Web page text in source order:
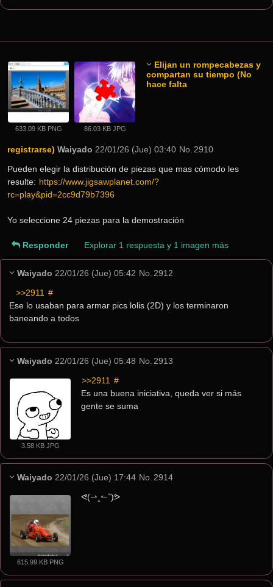
633.09 KB PNG 86.03 KB JPG
Elijan un rompecabezas y
compartan su tiempo (No
hace falta
registrarse) Waiyado 22/01/26 (Jue) 03:40 No. 2910
Pueden elegir la distribución de piezas que mas cómodo les
resulte: https://www.jigsawplanet.com/?
rc=play&pid=2cc9d79b7396
Yo seleccione 24 piezas para la demostración
Responder Explorar 1 respuesta y 1 imagen más
Waiyado 22/01/26 (Jue) 05:42 No. 2912
>>2911 #
Ese lo usaban para armar pics lolis (2D) y los terminaron
baneando a todos
Waiyado 22/01/26 (Jue) 05:48 No. 2913
3.58 KB JPG
>>2911 #
Es una buena iniciativa, queda ver si más
gente se suma
Waiyado 22/01/26 (Jue) 17:44 No. 2914
615.99 KB PNG
ᕙ⁠(⁠⇀⁠‸⁠↼⁠‶⁠)⁠ᕗ